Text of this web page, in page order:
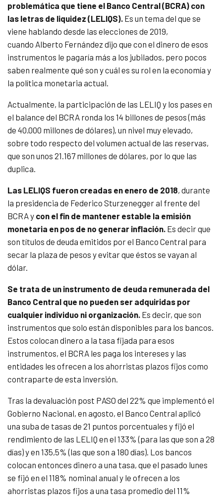
problemática que tiene el Banco Central (BCRA) con
las letras de liquidez (LELIQS). Es un tema del que se
viene hablando desde las elecciones de 2019,
cuando Alberto Fernández dijo que con el dinero de esos
instrumentos le pagaría más a los jubilados, pero pocos
saben realmente qué son y cuál es su rol en la economía y
la política monetaria actual.
Actualmente, la participación de las LELIQ y los pases en
el balance del BCRA ronda los 14 billones de pesos (más
de 40.000 millones de dólares), un nivel muy elevado,
sobre todo respecto del volumen actual de las reservas,
que son unos 21.167 millones de dólares, por lo que las
duplica.
Las LELIQS fueron creadas en enero de 2018, durante
la presidencia de Federico Sturzenegger al frente del
BCRA y con el fin de mantener estable la emisión
monetaria en pos de no generar inflación. Es decir que
son títulos de deuda emitidos por el Banco Central para
secar la plaza de pesos y evitar que éstos se vayan al
dólar.
Se trata de un instrumento de deuda remunerada del
Banco Central que no pueden ser adquiridas por
cualquier individuo ni organización. Es decir, que son
instrumentos que solo están disponibles para los bancos.
Estos colocan dinero a la tasa fijada para esos
instrumentos, el BCRA les paga los intereses y las
entidades les ofrecen a los ahorristas plazos fijos como
contraparte de esta inversión.
Tras la devaluación post PASO del 22% que implementó el
Gobierno Nacional, en agosto, el Banco Central aplicó
una suba de tasas de 21 puntos porcentuales y fijó el
rendimiento de las LELIQ en el 133% (para las que son a 28
días) y en 135,5% (las que son a 180 días). Los bancos
colocan entonces dinero a una tasa, que el pasado lunes
se fijó en el 118% nominal anual y le ofrecen a los
ahorristas plazos fijos a una tasa promedio del 11%